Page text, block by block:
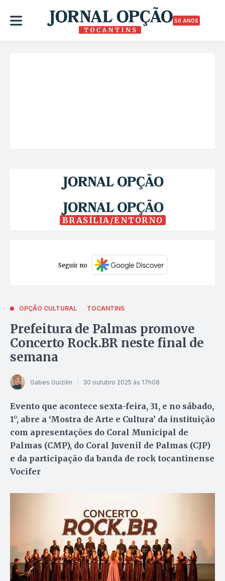
50 ANOS
BRASÍLIA/ENTORNO
Seguir no
OPÇÃO CULTURAL TOCANTINS
Prefeitura de Palmas promove
Concerto Rock.BR neste final de
semana
Gabes Guizilin 30 outubro 2025 às 17h08
Evento que acontece sexta-feira, 31, e no sábado,
1°, abre a ‘Mostra de Arte e Cultura’ da instituição
com apresentações do Coral Municipal de
Palmas (CMP), do Coral Juvenil de Palmas (CJP)
e da participação da banda de rock tocantinense
Vocifer